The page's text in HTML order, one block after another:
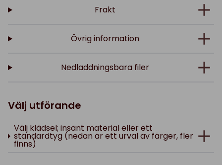
Frakt
Övrig information
Nedladdningsbara filer
Välj utförande
Välj klädsel; insänt material eller ett
standardtyg (nedan är ett urval av färger, fler
finns)